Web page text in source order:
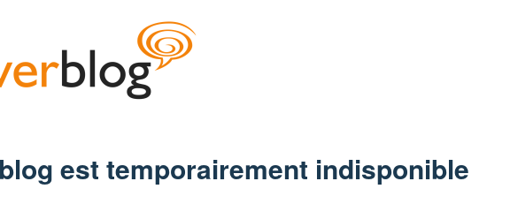
est temporairement indisponible